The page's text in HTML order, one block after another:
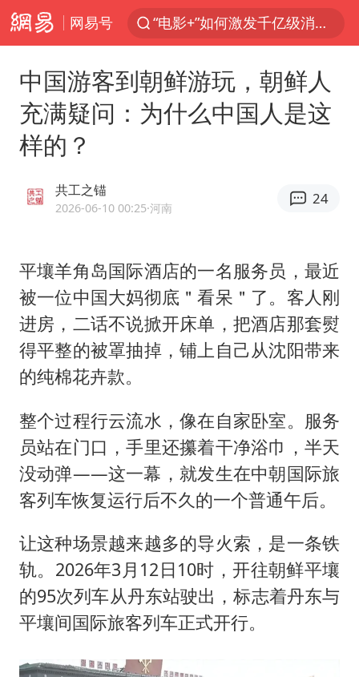
网易号
“电影+”如何激发千亿级消费新活力？
中国女篮70-67险胜尼日利亚女篮
台风白海豚已进入24小时警戒线
秋天的第一杯奶茶到底有多火
国乒男单横滨冠军赛全军覆没
胡彦斌获《歌手2026》歌王
U17国足三连胜晋级明日之星半决赛
美股存储板块集体大跌
中巨芯：上半年归母净利润1405.77万元
东航：国内客票提前14天免费退改
名创优品回应女子吐槽内裤质量差
日本试射“战斧”导弹，国防部回应
夯实基础开新局
中国游客到朝鲜游玩，朝鲜人
充满疑问：为什么中国人是这
样的？
共工之锚
2026-06-10 00:25·河南
24
平壤羊角岛国际酒店的一名服务员，最近
被一位中国大妈彻底＂看呆＂了。客人刚
进房，二话不说掀开床单，把酒店那套熨
得平整的被罩抽掉，铺上自己从沈阳带来
的纯棉花卉款。
整个过程行云流水，像在自家卧室。服务
员站在门口，手里还攥着干净浴巾，半天
没动弹——这一幕，就发生在中朝国际旅
客列车恢复运行后不久的一个普通午后。
让这种场景越来越多的导火索，是一条铁
轨。2026年3月12日10时，开往朝鲜平壤
的95次列车从丹东站驶出，标志着丹东与
平壤间国际旅客列车正式开行。